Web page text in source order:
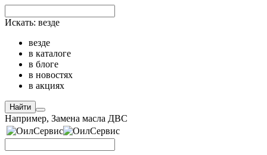
Искать: везде
везде
в каталоге
в блоге
в новостях
в акциях
Найти
Например, Замена масла ДВС